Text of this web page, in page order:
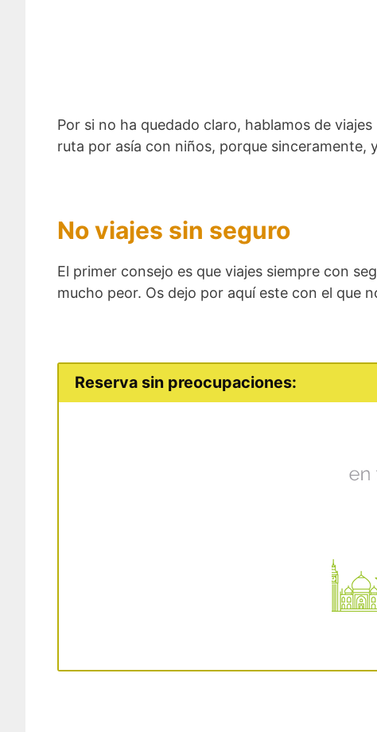
Por si no ha quedado claro, hablamos de
ruta por asía con niños, porque sinceramente,
No viajes sin seguro
El primer consejo es que viajes siempre con
mucho peor. Os dejo por aquí este con el que
Reserva sin preocupaciones: